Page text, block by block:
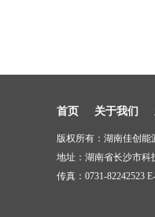
首页 关于我们
版权所有：湖南佳创能
地址：湖南省长沙市科
传真：0731-82242523